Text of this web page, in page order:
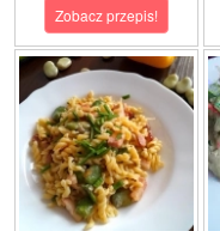
Zobacz przepis!